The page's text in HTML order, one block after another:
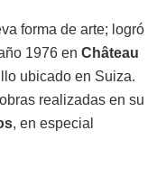
forma de arte; logró
1976 en Château
ubicado en Suiza.
realizadas en su
, en especial